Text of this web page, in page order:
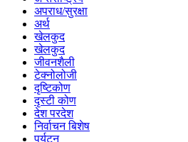
अपराध/सुरक्षा
अर्थ
खेलकुद
खेलकुद
जीवनशैली
टेक्नोलोजी
दृष्टिकोण
दृस्टी कोण
देश परदेश
निर्वाचन बिशेष
पर्यटन